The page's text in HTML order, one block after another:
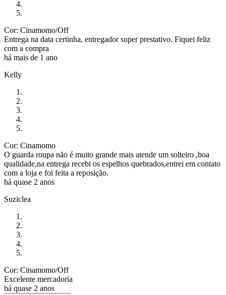
Cor: Cinamomo/Off
Entrega na data certinha, entregador super prestativo. Fiquei feliz
com a compra
há mais de 1 ano
Kelly
Cor: Cinamomo
O guarda roupa não é muito grande mais atende um solteiro ,boa
qualidade,na entrega recebi os espelhos quebrados,entrei em contato
com a loja e foi feita a reposição.
há quase 2 anos
Suziclea
Cor: Cinamomo/Off
Excelente mercadoria
há quase 2 anos